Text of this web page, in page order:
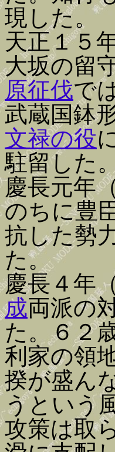
現した。
天正１５
大坂の留
原征伐で
武蔵国鉢
文禄の役
駐留した。
慶長元年
のちに豊
抗した勢
た。
慶長４年
成両派の
た。６２
利家の領
揆が盛ん
うという
攻策は取